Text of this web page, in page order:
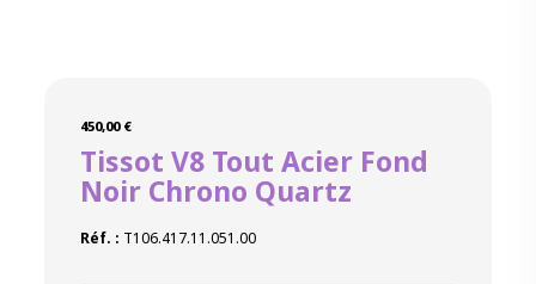
450,00 €
Tissot V8 Tout Acier Fond
Noir Chrono Quartz
Réf. : T106.417.11.051.00